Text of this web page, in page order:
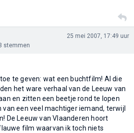
stemmen
25 mei 2007, 17:49 uur
te geven: wat een buchtfilm! Al die
het ware verhaal van de Leeuw van
en zitten een beetje rond te lopen
een veel machtiger iemand, terwijl
De Leeuw van Vlaanderen hoort
film waarvan ik toch niets